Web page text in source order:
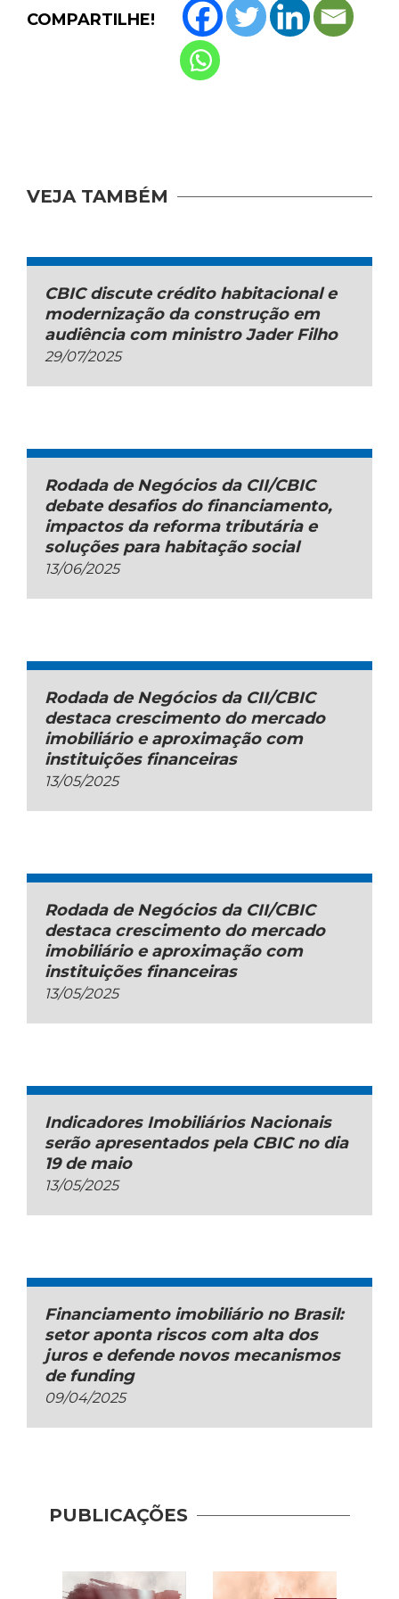
COMPARTILHE!
VEJA TAMBÉM
CBIC discute crédito habitacional e
modernização da construção em
audiência com ministro Jader Filho
29/07/2025
Rodada de Negócios da CII/CBIC
debate desafios do financiamento,
impactos da reforma tributária e
soluções para habitação social
13/06/2025
Rodada de Negócios da CII/CBIC
destaca crescimento do mercado
imobiliário e aproximação com
instituições financeiras
13/05/2025
Rodada de Negócios da CII/CBIC
destaca crescimento do mercado
imobiliário e aproximação com
instituições financeiras
13/05/2025
Indicadores Imobiliários Nacionais
serão apresentados pela CBIC no dia
19 de maio
13/05/2025
Financiamento imobiliário no Brasil:
setor aponta riscos com alta dos
juros e defende novos mecanismos
de funding
09/04/2025
PUBLICAÇÕES